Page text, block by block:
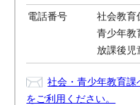
電話番号
社会教育
青少年教
放課後児
社会・青少年教育
をご利用ください。